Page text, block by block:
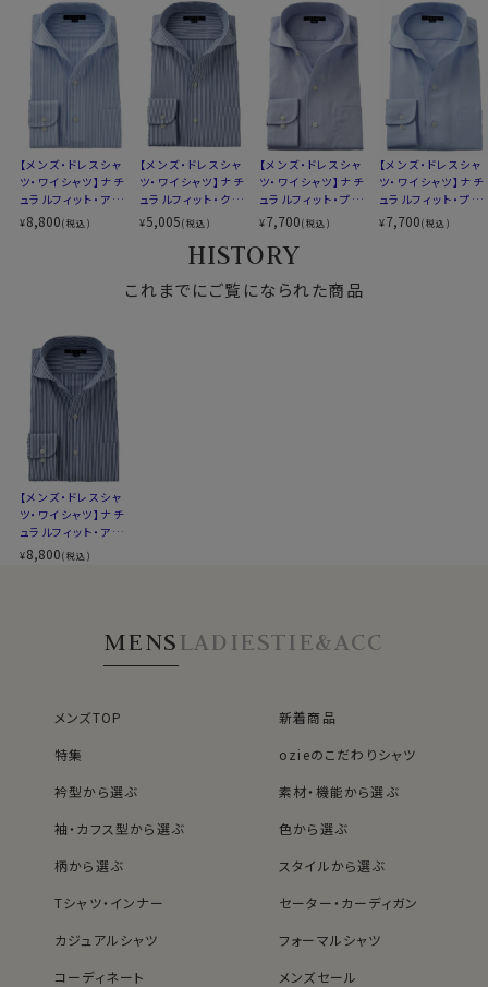
で生産しているため、衿元しっかり！
くたっとせずきちんと衿立ち、きれいな衿ロールが出るよ
うになっています。
ノーネクタイ専用のややカジュアル度の高い商品であり
ながら、非常にエレガントなシャツです。
ノーネクタイのクールビズスタイルや、在宅・出勤といっ
たテレワークスタイルにうってつけのシャツといえるでし
ょう。
WEBミーティングの画面映えも抜群です！
S-37～LL-43・3L-45cm / トールM-88・L-90cm・全１
スポット商品につき再入荷はございませんのでご了承く
ださい。
衿型
イタリアンカラー（ワンピースカラー）
ワイドカラー
第一ボタンあり
なし
前立て
裏前立て
後身頃
バックダーツ入り
ポケット
ポケットあり
柄
ストライプ
カフス
ラウンドカット
アジャスタブル
コンバーチブルカフス
S-37～LL-43・3L-45cm
全１０サイズ
スタイル
ナチュラルフィット
生産国
中国
▼スポット商品につき再入荷はございませんのでご了承
ください
▼ナチュラルフィットとは？
後ろ身頃にダーツを入れて、ウエスト部分をやや絞ったス
タイルです。
になっています。
※43cm（LL）・45cm（3L）・47cm(4L)サイズにおいて
なサイズと同じ感覚でお選びください。
【メンズ・ドレスシャ
ツ・ワイシャツ】ナチ
ュラルフィット・アイ
スコットン・プレミア
ムコットン・イージ
¥8,800(税込)
【メンズ・ドレスシャ
ツ・ワイシャツ】ナチ
ュラルフィット・クー
ルマックス・ドライ・
形態安定・オックス
フォード・イタリアン
カラー・ワイドカラ
ー・第一ボタンあり・
SALE
¥5,005(税込)
【メンズ・ドレスシャ
ツ・ワイシャツ】ナチ
ュラルフィット・プレ
ミアムコットン・形態
安定・オックスフォー
ド・イタリアンカラ
ー・ワイドカラー・第
一ボタンあり
¥7,700(税込)
【メンズ・ドレスシャ
ツ・ワイシャツ】ナチ
ュラルフィット・プレ
ミアムコットン・形態
安定・イタリアンカ
¥7,700(税込)
HISTORY
これまでにご覧になられた商品
【メンズ・ドレスシャ
ツ・ワイシャツ】ナチ
ュラルフィット・アイ
スコットン・プレミア
ムコットン・イージ
¥8,800(税込)
MENSLADIESTIE&ACC
メンズTOP
新着商品
特集
ozieのこだわりシャツ
衿型から選ぶ
素材・機能から選ぶ
袖・カフス型から選ぶ
色から選ぶ
柄から選ぶ
スタイルから選ぶ
Tシャツ・インナー
セーター・カーディガン
カジュアルシャツ
フォーマルシャツ
コーディネート
メンズセール